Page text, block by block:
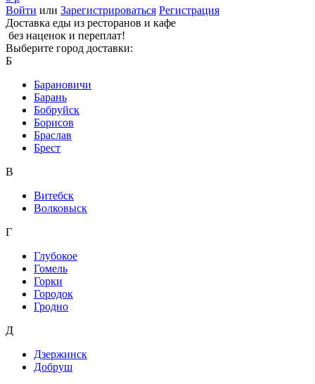
Войти или Зарегистрироваться Регистрация
Доставка еды из ресторанов и кафе
без наценок и переплат!
Выберите город доставки:
Б
Барановичи
Барань
Бобруйск
Борисов
Браслав
Брест
В
Витебск
Волковыск
Г
Глубокое
Гомель
Горки
Городок
Гродно
Д
Дзержинск
Добруш